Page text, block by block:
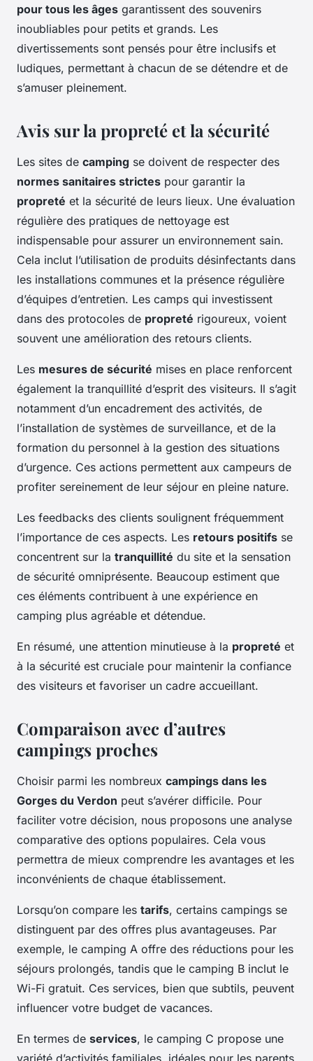
pour tous les âges garantissent des souvenirs
inoubliables pour petits et grands. Les
divertissements sont pensés pour être inclusifs et
ludiques, permettant à chacun de se détendre et de
s’amuser pleinement.
Avis sur la propreté et la sécurité
Les sites de camping se doivent de respecter des
normes sanitaires strictes pour garantir la
propreté et la sécurité de leurs lieux. Une évaluation
régulière des pratiques de nettoyage est
indispensable pour assurer un environnement sain.
Cela inclut l’utilisation de produits désinfectants dans
les installations communes et la présence régulière
d’équipes d’entretien. Les camps qui investissent
dans des protocoles de propreté rigoureux, voient
souvent une amélioration des retours clients.
Les mesures de sécurité mises en place renforcent
également la tranquillité d’esprit des visiteurs. Il s’agit
notamment d’un encadrement des activités, de
l’installation de systèmes de surveillance, et de la
formation du personnel à la gestion des situations
d’urgence. Ces actions permettent aux campeurs de
profiter sereinement de leur séjour en pleine nature.
Les feedbacks des clients soulignent fréquemment
l’importance de ces aspects. Les retours positifs se
concentrent sur la tranquillité du site et la sensation
de sécurité omniprésente. Beaucoup estiment que
ces éléments contribuent à une expérience en
camping plus agréable et détendue.
En résumé, une attention minutieuse à la propreté et
à la sécurité est cruciale pour maintenir la confiance
des visiteurs et favoriser un cadre accueillant.
Comparaison avec d’autres
campings proches
Choisir parmi les nombreux campings dans les
Gorges du Verdon peut s’avérer difficile. Pour
faciliter votre décision, nous proposons une analyse
comparative des options populaires. Cela vous
permettra de mieux comprendre les avantages et les
inconvénients de chaque établissement.
Lorsqu’on compare les tarifs, certains campings se
distinguent par des offres plus avantageuses. Par
exemple, le camping A offre des réductions pour les
séjours prolongés, tandis que le camping B inclut le
Wi-Fi gratuit. Ces services, bien que subtils, peuvent
influencer votre budget de vacances.
En termes de services, le camping C propose une